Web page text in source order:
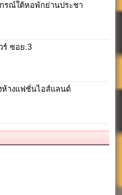
รณ์ใต้หอพักย่านประชา
ร์ ซอย.3
ห้างแฟชั่นไอส์แลนด์